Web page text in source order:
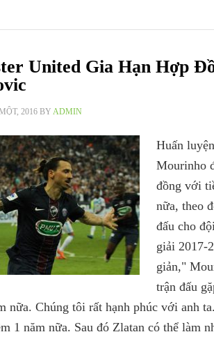
United Gia Hạn Hợp
2016 BY ADMIN
Huấn
Mourinho
đồng với
nữa, theo
đấu cho
giải 2017-
giản,"
trận đấu
nữa. Chúng tôi rất hạnh phúc với anh
1 năm nữa. Sau đó Zlatan có thể làm